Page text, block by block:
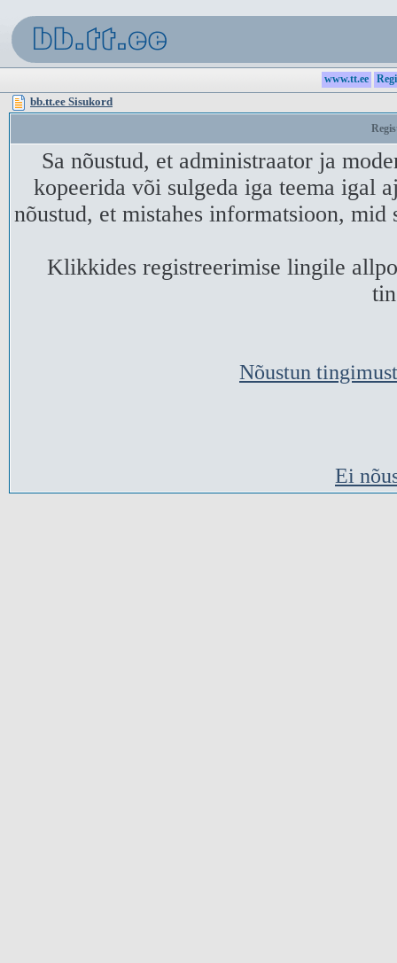
www.tt.ee
bb.tt.ee Sisukord
Sa nõustud, et administraator ja
kopeerida või sulgeda iga teema igal
nõustud, et mistahes informatsioon, mid
Klikkides registreerimise lingile
Nõustun
Ei